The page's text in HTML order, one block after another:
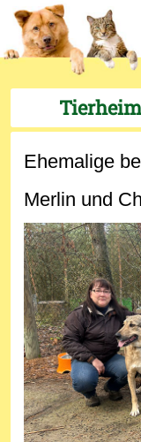
Ehemalige
Merlin und